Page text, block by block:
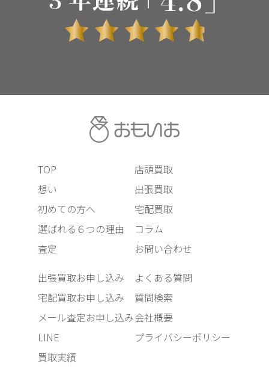
TOP
想い
初めての方へ
選ばれる６つの理由
査定
店頭買取
出張買取
宅配買取
コラム
お問い合わせ
出張買取お申し込み
宅配買取お申し込み
メール査定お申し込み
LINE
買取実績
よくある質問
質問検索
会社概要
プライバシーポリシー